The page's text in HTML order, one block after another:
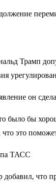
Трамп
он
было бы
это
ТАСС
что